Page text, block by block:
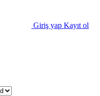
Giriş yap Kayıt ol